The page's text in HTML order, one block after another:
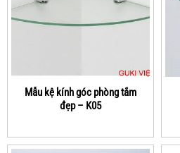
Mẫu kệ kính góc phòng tắm
đẹp – K05